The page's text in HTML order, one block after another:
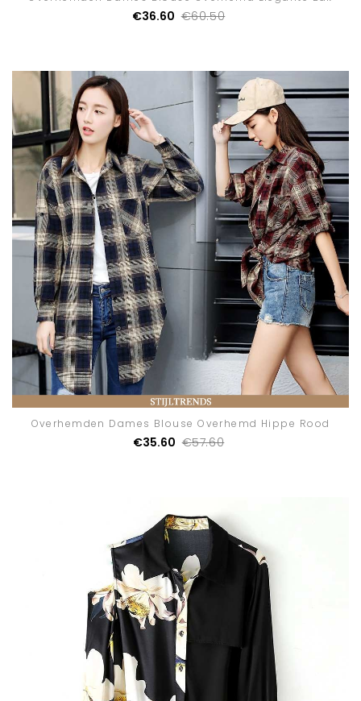
€36.60 €60.50
Overhemden Dames Blouse Overhemd Hippe Rood
€35.60 €57.60